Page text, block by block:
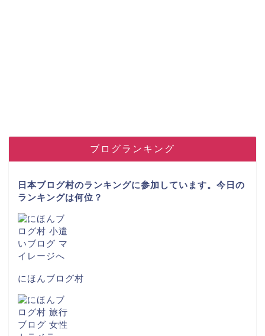
ブログランキング
日本ブログ村のランキングに参加しています。今日の
ランキングは何位？
にほんブログ村